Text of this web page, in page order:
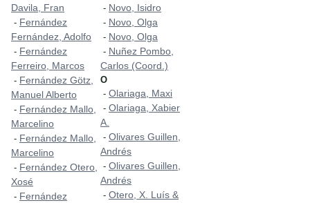
Davila, Fran
- Fernández
Fernández, Adolfo
- Fernández
Ferreiro, Marcos
- Fernández Götz,
Manuel Alberto
- Fernández Mallo,
Marcelino
- Fernández Mallo,
Marcelino
- Fernández Otero,
Xosé
- Fernández
- Novo, Isidro
- Novo, Olga
- Novo, Olga
- Nuñez Pombo,
Carlos (Coord.)
O
- Olariaga, Maxi
- Olariaga, Xabier
A.
- Olivares Guillen,
Andrés
- Olivares Guillen,
Andrés
- Otero, X. Luís &